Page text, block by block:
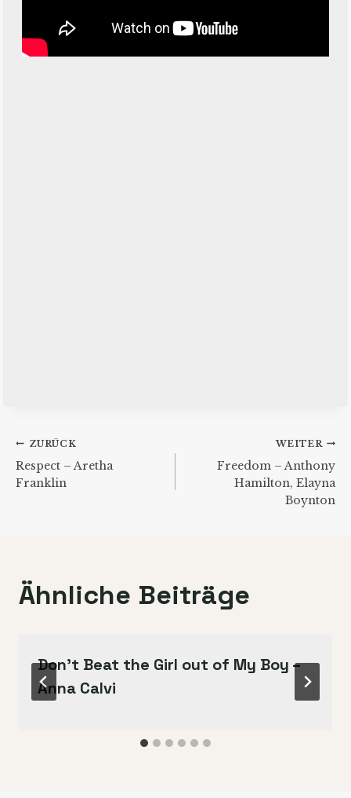
Beitragsnavigation
ZURÜCK
Respect – Aretha
Franklin
WEITER
Freedom – Anthony
Hamilton, Elayna
Boynton
Ähnliche Beiträge
Don’t Beat the Girl out of My Boy –
Anna Calvi